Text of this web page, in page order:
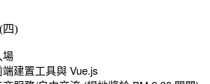
四)
場
建置工具與 Vue.js